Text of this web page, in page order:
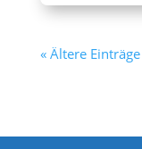
« Ältere Einträge